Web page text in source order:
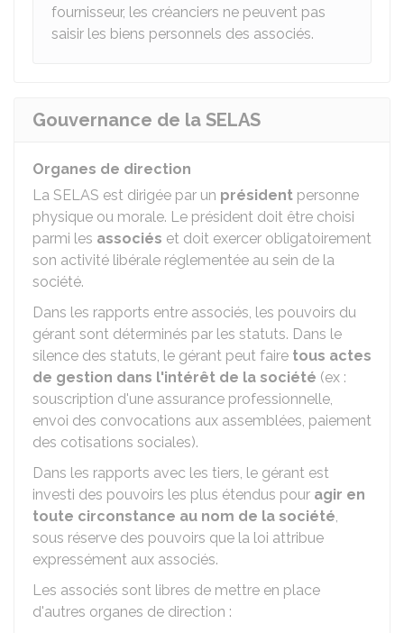
fournisseur, les créanciers ne peuvent pas
saisir les biens personnels des associés.
Gouvernance de la SELAS
Organes de direction
La SELAS est dirigée par un président personne
physique ou morale. Le président doit être choisi
parmi les associés et doit exercer obligatoirement
son activité libérale réglementée au sein de la
société.
Dans les rapports entre associés, les pouvoirs du
gérant sont déterminés par les statuts. Dans le
silence des statuts, le gérant peut faire tous actes
de gestion dans l'intérêt de la société (ex :
souscription d'une assurance professionnelle,
envoi des convocations aux assemblées, paiement
des cotisations sociales).
Dans les rapports avec les tiers, le gérant est
investi des pouvoirs les plus étendus pour agir en
toute circonstance au nom de la société,
sous réserve des pouvoirs que la loi attribue
expressément aux associés.
Les associés sont libres de mettre en place
d'autres organes de direction :